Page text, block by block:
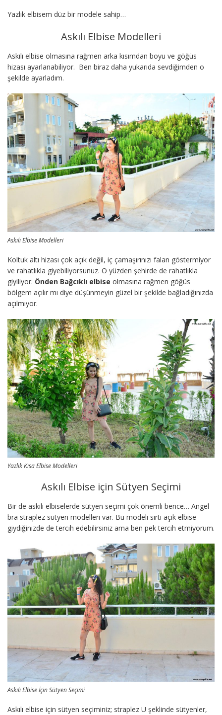
Yazlık elbisem düz bir modele sahip…
Askılı Elbise Modelleri
Askılı elbise olmasına rağmen arka kısımdan boyu ve göğüs
hizası ayarlanabiliyor. Ben biraz daha yukarıda sevdiğimden o
şekilde ayarladım.
Askılı Elbise Modelleri
Koltuk altı hizası çok açık değil, iç çamaşırınızı falan göstermiyor
ve rahatlıkla giyebiliyorsunuz. O yüzden şehirde de rahatlıkla
giyiliyor. Önden Bağcıklı elbise olmasına rağmen göğüs
bölgem açılır mı diye düşünmeyin güzel bir şekilde bağladığınızda
açılmıyor.
Yazlık Kısa Elbise Modelleri
Askılı Elbise için Sütyen Seçimi
Bir de askılı elbiselerde sütyen seçimi çok önemli bence… Angel
bra straplez sütyen modelleri var. Bu modeli sırtı açık elbise
giydiğinizde de tercih edebilirsiniz ama ben pek tercih etmiyorum.
Askılı Elbise İçin Sütyen Seçimi
Askılı elbise için sütyen seçiminiz; straplez U şeklinde sütyenler,